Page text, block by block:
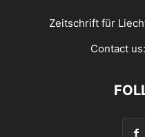
Zeitschrift für
Contact us: